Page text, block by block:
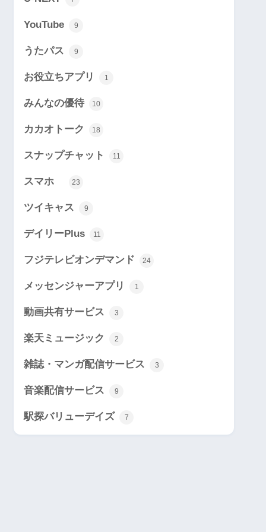
YouTube 9
うたパス 9
お役立ちアプリ 1
みんなの優待 10
カカオトーク 18
スナップチャット 11
スマホ 23
ツイキャス 9
デイリーPlus 11
フジテレビオンデマンド 24
メッセンジャーアプリ 1
動画共有サービス 3
楽天ミュージック 2
雑誌・マンガ配信サービス 3
音楽配信サービス 9
駅探バリューデイズ 7